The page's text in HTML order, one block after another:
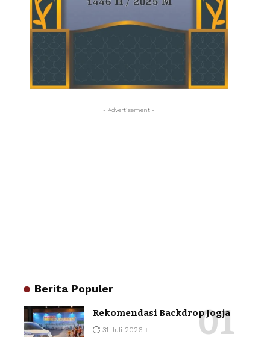
- Advertisement -
Berita Populer
Rekomendasi Backdrop Jogja
31 Juli 2026